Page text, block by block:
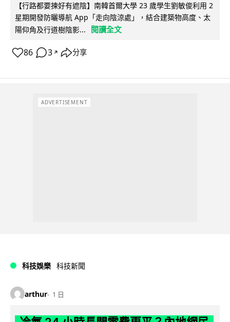
【行路都要揀好有遮陰】南韓首爾大學 23 歲學生劉敏俊利用 2
星期開發防曬導航 App「走向陰涼處」，結合建築物高度、太
陽仰角及行道樹陰影...
閱讀全文
86 3 ↗ 分享
ADVERTISEMENT
科技娛樂 科技新聞
arthur 1 日